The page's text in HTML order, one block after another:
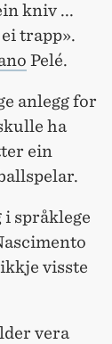
kniv ...
trapp».
Pelé.
anlegg for
ha
ein
språklege
visste
vera